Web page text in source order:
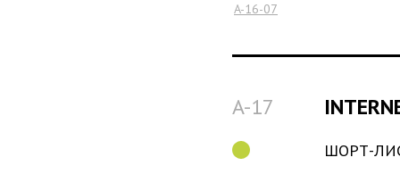
A-16-07
A-17
ШОРТ-